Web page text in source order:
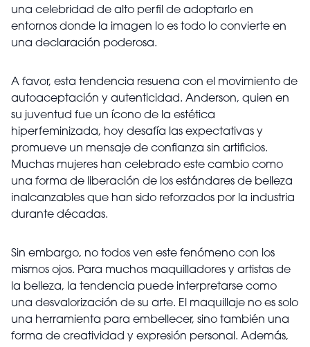
una celebridad de alto perfil de adoptarlo en
entornos donde la imagen lo es todo lo convierte en
una declaración poderosa.
A favor, esta tendencia resuena con el movimiento de
autoaceptación y autenticidad. Anderson, quien en
su juventud fue un ícono de la estética
hiperfeminizada, hoy desafía las expectativas y
promueve un mensaje de confianza sin artificios.
Muchas mujeres han celebrado este cambio como
una forma de liberación de los estándares de belleza
inalcanzables que han sido reforzados por la industria
durante décadas.
Sin embargo, no todos ven este fenómeno con los
mismos ojos. Para muchos maquilladores y artistas de
la belleza, la tendencia puede interpretarse como
una desvalorización de su arte. El maquillaje no es solo
una herramienta para embellecer, sino también una
forma de creatividad y expresión personal. Además,